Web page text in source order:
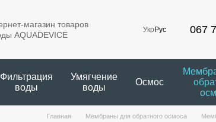
Укр Рус 067
Фильтрация
воды
Умягчение
воды
Осмос
Главная Мембраны для обратного осмоса